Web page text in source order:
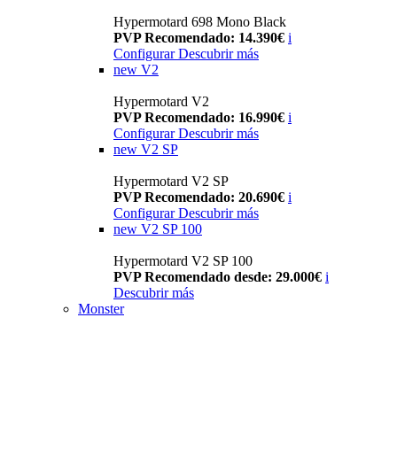
Hypermotard 698 Mono Black
PVP Recomendado: 14.390€ i
Configurar Descubrir más
new V2
Hypermotard V2
PVP Recomendado: 16.990€ i
Configurar Descubrir más
new V2 SP
Hypermotard V2 SP
PVP Recomendado: 20.690€ i
Configurar Descubrir más
new V2 SP 100
Hypermotard V2 SP 100
PVP Recomendado desde: 29.000€ i
Descubrir más
Monster